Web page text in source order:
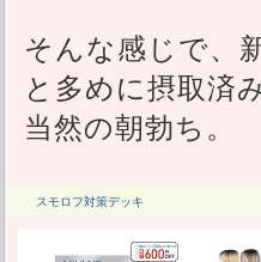
そんな感じで、
と多めに摂取済み
当然の朝勃ち。
スモロフ対策デッキ